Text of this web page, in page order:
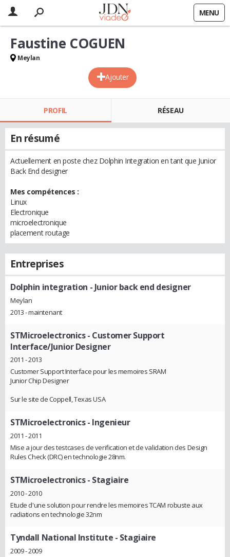
MENU
Ajouter
Faustine COGUEN
Meylan
PROFIL RÉSEAU
En résumé
Actuellement en poste chez Dolphin Integration en tant que Junior
Back End designer
Mes compétences :
Linux
Electronique
microelectronique
placement routage
Entreprises
Dolphin integration - Junior back end designer
Meylan
2013 - maintenant
STMicroelectronics- Customer Support
Interface/Junior Designer
2011 - 2013
Customer Support Interface pour les memoires SRAM
Junior Chip Designer
Sur le site de Coppell, Texas USA
STMicroelectronics- Ingenieur
2011 - 2011
Mise a jour des testcases de verification et de validation des Design
Rules Check (DRC) en technologie 28nm.
STMicroelectronics- Stagiaire
2010 - 2010
Etude d'une solution pour rendre les memoires TCAM robuste aux
radiations en technologie 32nm
Tyndall National Institute - Stagiaire
2009 - 2009